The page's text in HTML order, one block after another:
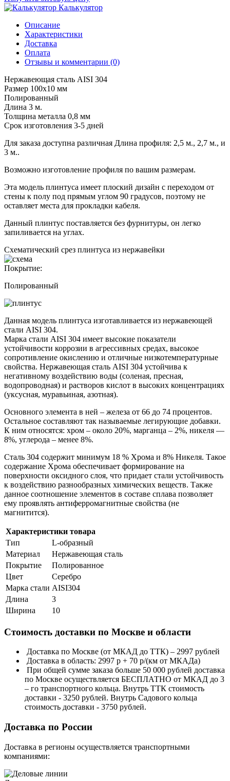
Калькулятор
Описание
Характеристики
Доставка
Оплата
Отзывы и комментарии (0)
Нержавеющая сталь AISI 304
Размер 100х10 мм
Полированный
Длина 3 м.
Толщина металла 0,8 мм
Срок изготовления 3-5 дней
Для заказа доступна различная Длина профиля: 2,5 м., 2,7 м., и
3 м..
Возможно изготовление профиля по вашим размерам.
Эта модель плинтуса имеет плоский дизайн с переходом от
стены к полу под прямым углом 90 градусов, поэтому не
оставляет места для прокладки кабеля.
Данный плинтус поставляется без фурнитуры, он легко
запиливается на углах.
Схематический срез плинтуса из нержавейки
Покрытие:
Полированный
Данная модель плинтуса изготавливается из нержавеющей
стали AISI 304.
Марка стали AISI 304 имеет высокие показатели
устойчивости коррозии в агрессивных средах, высокое
сопротивление окислению и отличные низкотемпературные
свойства. Нержавеющая сталь AISI 304 устойчива к
негативному воздействию воды (соленая, пресная,
водопроводная) и растворов кислот в высоких концентрациях
(уксусная, муравьиная, азотная).
Основного элемента в ней – железа от 66 до 74 процентов.
Остальное составляют так называемые легирующие добавки.
К ним относятся: хром – около 20%, марганца – 2%, никеля —
8%, углерода – менее 8%.
Сталь 304 содержит минимум 18 % Хрома и 8% Никеля. Такое
содержание Хрома обеспечивает формирование на
поверхности оксидного слоя, что придает стали устойчивость
к воздействию разнообразных химических веществ. Также
данное соотношение элементов в составе сплава позволяет
ему проявлять антиферромагнитные свойства (не
магнитится).
Характеристики товара
Тип
L-образный
Материал
Нержавеющая сталь
Покрытие
Полированное
Цвет
Серебро
Марка стали AISI304
Длина
3
Ширина
10
Стоимость доставки по Москве и области
Доставка по Москве (от МКАД до ТТК) – 2997 рублей
Доставка в область: 2997 р + 70 р/(км от МКАДа)
При общей сумме заказа больше 50 000 рублей доставка
по Москве осуществляется БЕСПЛАТНО от МКАД до 3
– го транспортного кольца. Внутрь ТТК стоимость
доставки - 3250 рублей. Внутрь Садового кольца
стоимость доставки - 3750 рублей.
Доставка по России
Доставка в регионы осуществляется транспортными
компаниями: